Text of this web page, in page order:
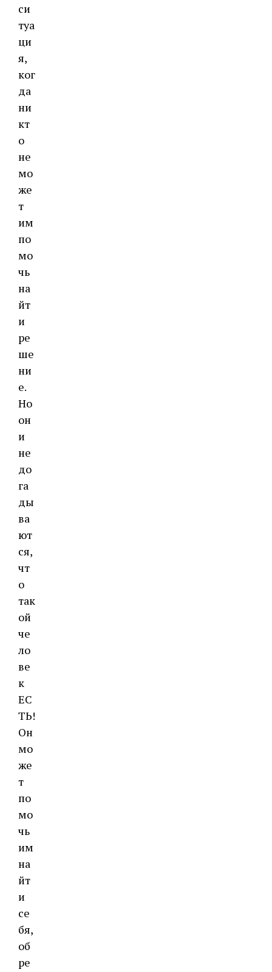
си
туа
ци
я,
ког
да
ни
кт
о
не
мо
же
т
им
по
мо
чь
на
йт
и
ре
ше
ни
е.
Но
он
и
не
до
га
ды
ва
ют
ся,
чт
о
так
ой
че
ло
ве
к
ЕС
ТЬ!
Он
мо
же
т
по
мо
чь
им
на
йт
и
се
бя,
об
ре